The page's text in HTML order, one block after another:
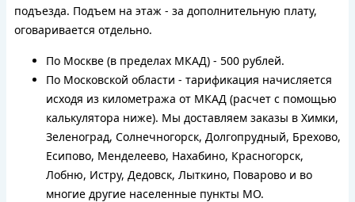
подъезда. Подъем на этаж - за дополнительную плату,
оговаривается отдельно.
По Москве (в пределах МКАД) - 500 рублей.
По Московской области - тарификация начисляется
исходя из километража от МКАД (расчет с помощью
калькулятора ниже). Мы доставляем заказы в Химки,
Зеленоград, Солнечногорск, Долгопрудный, Брехово,
Есипово, Менделеево, Нахабино, Красногорск,
Лобню, Истру, Дедовск, Лыткино, Поварово и во
многие другие населенные пункты МО.